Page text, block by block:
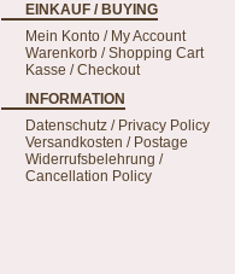
EINKAUF / BUYING
Mein Konto / My Account
Warenkorb / Shopping Cart
Kasse / Checkout
INFORMATION
Datenschutz / Privacy Policy
Versandkosten / Postage
Widerrufsbelehrung /
Cancellation Policy